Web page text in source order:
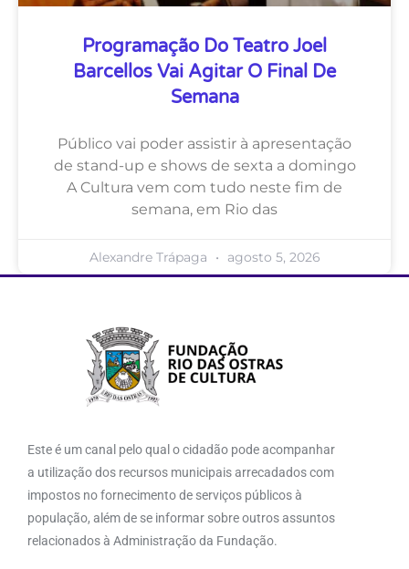
Programação Do Teatro Joel
Barcellos Vai Agitar O Final De
Semana
Público vai poder assistir à apresentação
de stand-up e shows de sexta a domingo
A Cultura vem com tudo neste fim de
semana, em Rio das
Alexandre Trápaga agosto 5, 2026
Este é um canal pelo qual o cidadão pode acompanhar
a utilização dos recursos municipais arrecadados com
impostos no fornecimento de serviços públicos à
população, além de se informar sobre outros assuntos
relacionados à Administração da Fundação.